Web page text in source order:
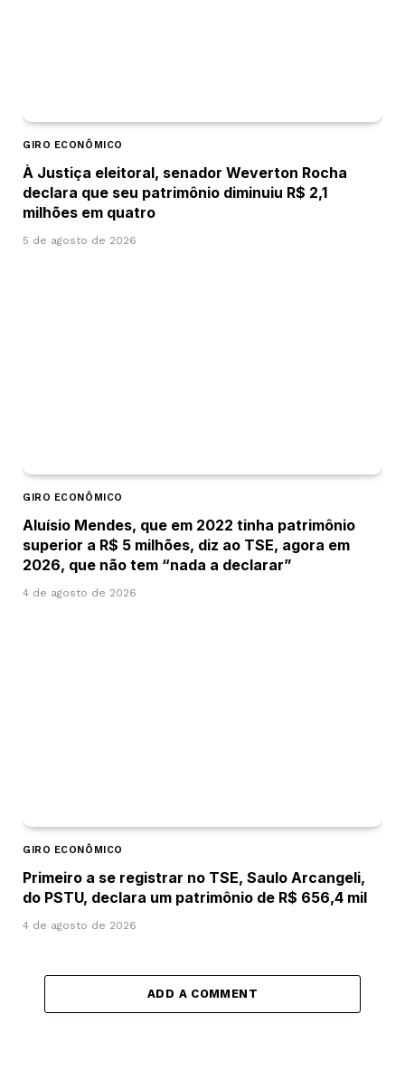
GIRO ECONÔMICO
À Justiça eleitoral, senador Weverton Rocha
declara que seu patrimônio diminuiu R$ 2,1
milhões em quatro
5 de agosto de 2026
GIRO ECONÔMICO
Aluísio Mendes, que em 2022 tinha patrimônio
superior a R$ 5 milhões, diz ao TSE, agora em
2026, que não tem “nada a declarar”
4 de agosto de 2026
GIRO ECONÔMICO
Primeiro a se registrar no TSE, Saulo Arcangeli,
do PSTU, declara um patrimônio de R$ 656,4 mil
4 de agosto de 2026
ADD A COMMENT